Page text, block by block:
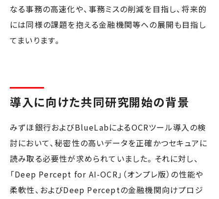
なる事務の高速化や、事務ミスの削減を目指し、将来的
には同様の課題を抱える金融機関等への展開も目指し
てまいります。
導入に向けた共同研究開始の背景
みずほ銀行およびBlueLabによるOCRツール導入の検
討において、秘密性の高いデータを正確かつセキュアに
読み取る必要性が求められていました。それに対し、
「Deep Percept for AI-OCR」（オンプレ版）の性能や
柔軟性、およびDeep Perceptの金融機関向けプロジ